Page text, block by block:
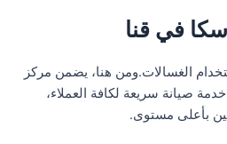
في قنا
الغسالات.ومن هنا، يضمن مركز
صيانة سريعة لكافة العملاء،
بأعلى مستوى.